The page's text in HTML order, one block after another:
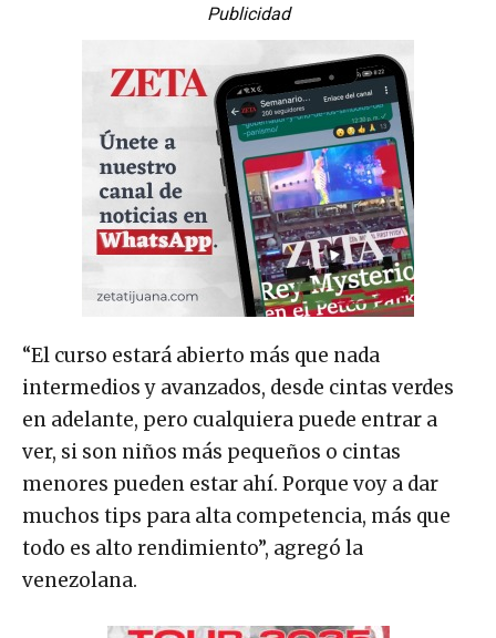
Publicidad
“El curso estará abierto más que nada
intermedios y avanzados, desde cintas verdes
en adelante, pero cualquiera puede entrar a
ver, si son niños más pequeños o cintas
menores pueden estar ahí. Porque voy a dar
muchos tips para alta competencia, más que
todo es alto rendimiento”, agregó la
venezolana.